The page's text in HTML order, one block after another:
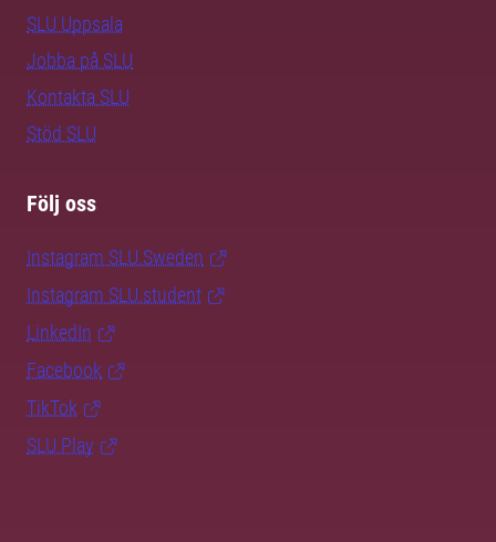
SLU Uppsala
Jobba på SLU
Kontakta SLU
Stöd SLU
Följ oss
Instagram SLU.Sweden
Instagram SLU.student
LinkedIn
Facebook
TikTok
SLU Play